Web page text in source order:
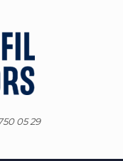
05 29